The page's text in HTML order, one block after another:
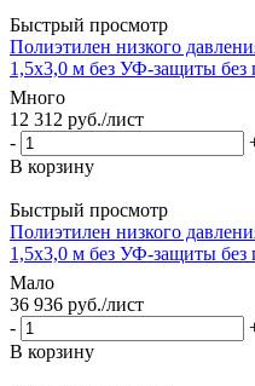
Быстрый просмотр
Полиэтилен низкого
1,5х3,0 м без УФ-защиты без
Много
12 312 руб./лист
-
В корзину
Быстрый просмотр
Полиэтилен низкого
1,5х3,0 м без УФ-защиты без
Мало
36 936 руб./лист
-
В корзину